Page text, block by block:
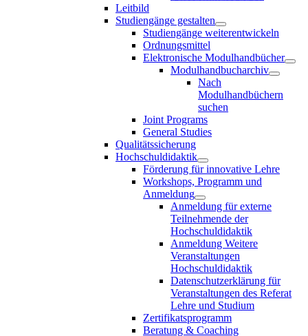
Leitbild
Studiengänge gestalten
Studiengänge weiterentwickeln
Ordnungsmittel
Elektronische Modulhandbücher
Modulhandbucharchiv
Nach
Modulhandbüchern
suchen
Joint Programs
General Studies
Qualitätssicherung
Hochschuldidaktik
Förderung für innovative Lehre
Workshops, Programm und
Anmeldung
Anmeldung für externe
Teilnehmende der
Hochschuldidaktik
Anmeldung Weitere
Veranstaltungen
Hochschuldidaktik
Datenschutzerklärung für
Veranstaltungen des Referat
Lehre und Studium
Zertifikatsprogramm
Beratung & Coaching